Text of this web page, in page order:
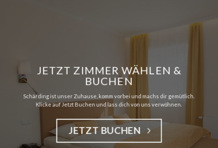
JETZT ZIMMER WÄHLEN &
BUCHEN
Schärding ist unser Zuhause, komm vorbei und machs dir gemütlich.
Klicke auf Jetzt Buchen und lass dich von uns verwöhnen.
JETZT BUCHEN